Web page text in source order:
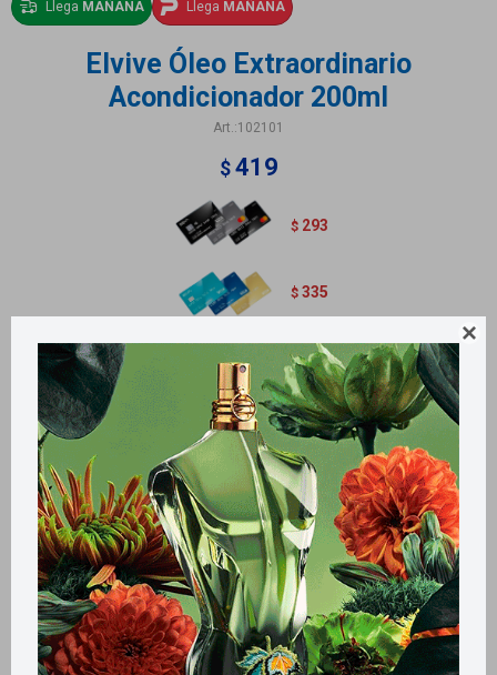

Llega MAÑANA Llega MAÑANA
Elvive Óleo Extraordinario
Acondicionador 200ml
102101
$ 419
$ 293
$ 335
Métodos y costos de envío
Retiros gratuitos en tiendas
Productos que te pueden interesar